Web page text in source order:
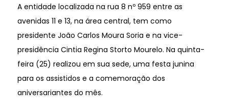
A entidade localizada na rua 8 nº 959 entre as
avenidas 11 e 13, na área central, tem como
presidente João Carlos Moura Soria e na vice-
presidência Cintia Regina Storto Mourelo. Na quinta-
feira (25) realizou em sua sede, uma festa junina
para os assistidos e a comemoração dos
aniversariantes do mês.